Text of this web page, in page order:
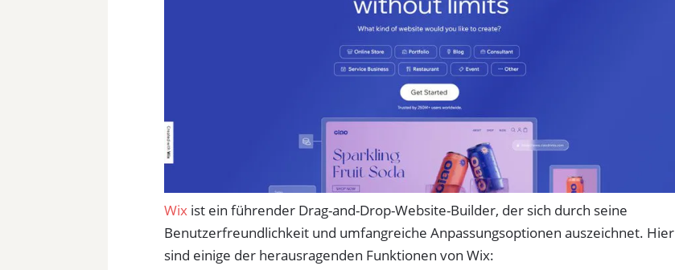
Wix ist ein führender Drag-and-Drop-Website-Builder, der sich durch seine
Benutzerfreundlichkeit und umfangreiche Anpassungsoptionen auszeichnet. Hier
sind einige der herausragenden Funktionen von Wix: